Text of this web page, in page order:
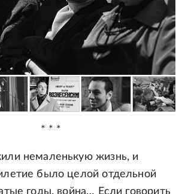
* * *
немаленькую жизнь, и
было целой отдельной
годы, война… Если говорить